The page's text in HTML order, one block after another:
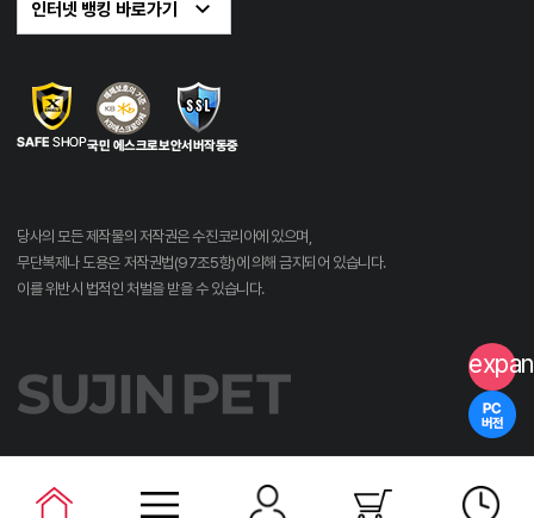
당사의 모든 제작물의 저작권은 수진코리아에 있으며,
무단복제나 도용은 저작권법(97조5항)에 의해 금지되어 있습니다.
이를 위반시 법적인 처벌을 받을 수 있습니다.